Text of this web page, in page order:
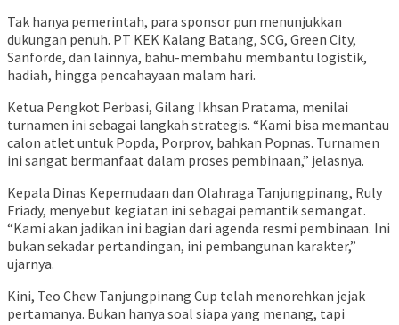
Tak hanya pemerintah, para sponsor pun menunjukkan
dukungan penuh. PT KEK Kalang Batang, SCG, Green City,
Sanforde, dan lainnya, bahu-membahu membantu logistik,
hadiah, hingga pencahayaan malam hari.
Ketua Pengkot Perbasi, Gilang Ikhsan Pratama, menilai
turnamen ini sebagai langkah strategis. “Kami bisa memantau
calon atlet untuk Popda, Porprov, bahkan Popnas. Turnamen
ini sangat bermanfaat dalam proses pembinaan,” jelasnya.
Kepala Dinas Kepemudaan dan Olahraga Tanjungpinang, Ruly
Friady, menyebut kegiatan ini sebagai pemantik semangat.
“Kami akan jadikan ini bagian dari agenda resmi pembinaan. Ini
bukan sekadar pertandingan, ini pembangunan karakter,”
ujarnya.
Kini, Teo Chew Tanjungpinang Cup telah menorehkan jejak
pertamanya. Bukan hanya soal siapa yang menang, tapi